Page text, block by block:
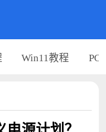
Win11教程 PC